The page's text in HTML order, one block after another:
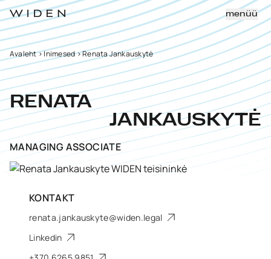
menüü
Avaleht>Inimesed>Renata Jankauskytė
RENATA
JANKAUSKYTĖ
MANAGING ASSOCIATE
KONTAKT
renata.jankauskyte@widen.legal
Linkedin